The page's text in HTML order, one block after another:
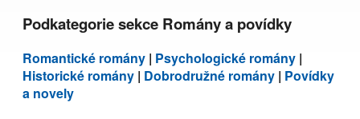
Podkategorie sekce Romány a povídky
Romantické romány | Psychologické romány |
Historické romány | Dobrodružné romány | Povídky
a novely